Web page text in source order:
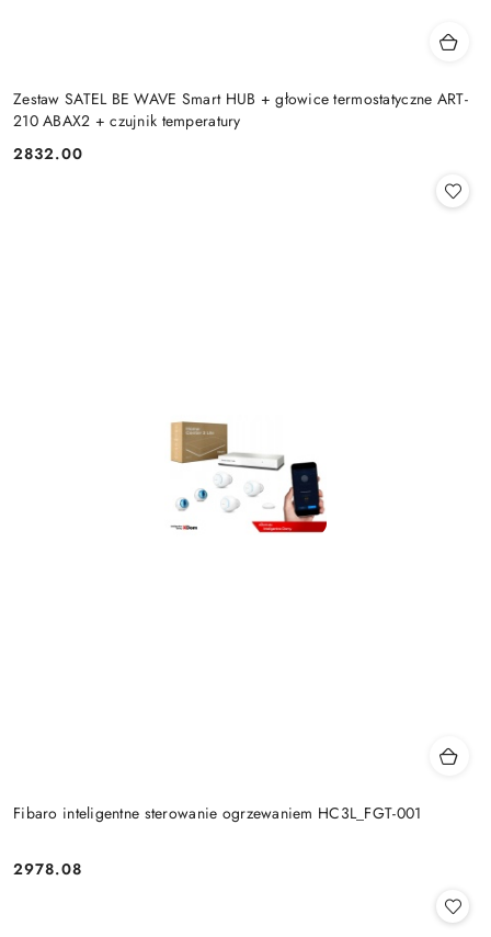
Zestaw SATEL BE WAVE Smart HUB + głowice termostatyczne ART-
210 ABAX2 + czujnik temperatury
Cena:
2832.00
Fibaro inteligentne sterowanie ogrzewaniem HC3L_FGT-001
Cena:
2978.08